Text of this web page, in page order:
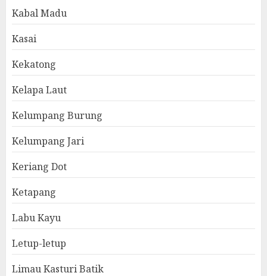
Kabal Madu
Kasai
Kekatong
Kelapa Laut
Kelumpang Burung
Kelumpang Jari
Keriang Dot
Ketapang
Labu Kayu
Letup-letup
Limau Kasturi Batik